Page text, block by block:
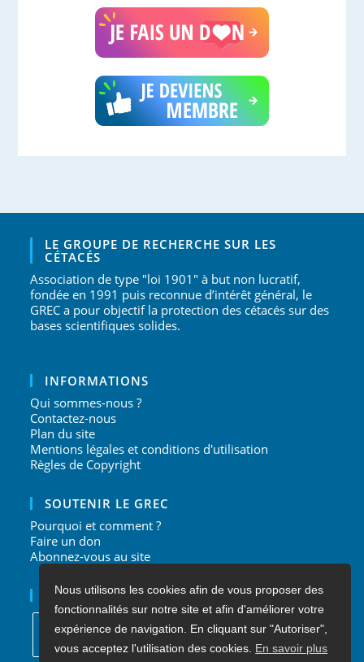
LE GROUPE DE RECHERCHE SUR LES
CÉTACÉS
Association de type "loi 1901" à but non lucratif,
fondée en 1991 puis reconnue d’intérêt général, le
GREC a pour objectif la protection des cétacés sur des
bases scientifiques solides.
INFORMATIONS
Qui sommes-nous ?
Contactez-nous
Plan du site
Mentions légales et conditions d'utilisation
Règles de Copyright
SOUTENIR LE GREC
Pourquoi et comment ?
Faire un don
Abonnez-vous au site
NOUS SUIVRE
Nous utilisons les cookies afin de vous proposer des
fonctionnalités sur notre site et afin d'améliorer votre
expérience de navigation. En cliquant sur "Autoriser",
vous acceptez l'utilisation des cookies. En savoir plus